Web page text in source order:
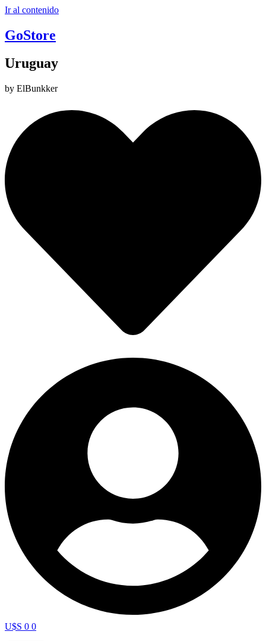
Ir al contenido
GoStore
Uruguay
by ElBunkker
U$S 0 0